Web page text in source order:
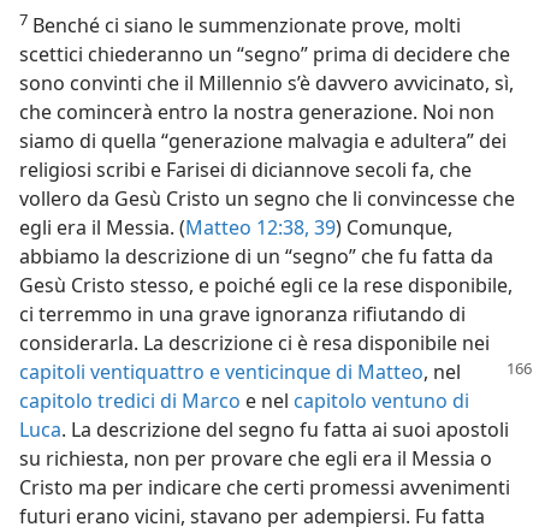
7 Benché ci siano le summenzionate prove, molti
scettici chiederanno un “segno” prima di decidere che
sono convinti che il Millennio s’è davvero avvicinato, sì,
che comincerà entro la nostra generazione. Noi non
siamo di quella “generazione malvagia e adultera” dei
religiosi scribi e Farisei di diciannove secoli fa, che
vollero da Gesù Cristo un segno che li convincesse che
egli era il Messia. (Matteo 12:38, 39) Comunque,
abbiamo la descrizione di un “segno” che fu fatta da
Gesù Cristo stesso, e poiché egli ce la rese disponibile,
ci terremmo in una grave ignoranza rifiutando di
considerarla. La descrizione ci è resa disponibile nei
capitoli ventiquattro eventicinque di Matteo, nel
capitolo tredici di Marco e nel capitolo ventuno di
Luca. La descrizione del segno fu fatta ai suoi apostoli
su richiesta, non per provare che egli era il Messia o
Cristo ma per indicare che certi promessi avvenimenti
futuri erano vicini, stavano per adempiersi. Fu fatta